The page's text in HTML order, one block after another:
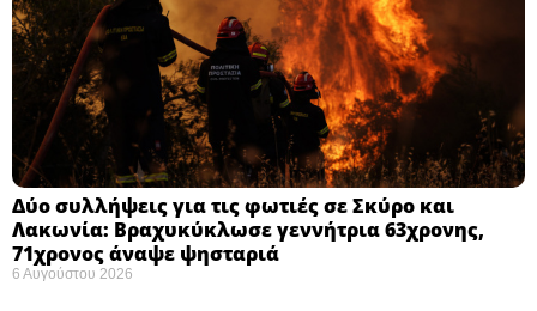
Δύο συλλήψεις για τις φωτιές σε Σκύρο και
Λακωνία: Βραχυκύκλωσε γεννήτρια 63χρονης,
71χρονος άναψε ψησταριά
6 Αυγούστου 2026